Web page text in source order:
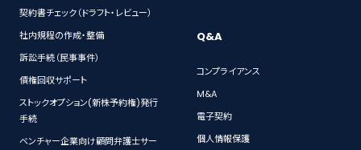
契約書チェック（ドラフト・レビュー）
社内規程の作成・整備
訴訟手続（民事事件）
債権回収サポート
ストックオプション(新株予約権)発行
手続
ベンチャー企業向け顧問弁護士サー
Q&A
コンプライアンス
M&A
電子契約
個人情報保護